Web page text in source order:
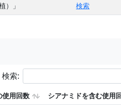
）」 検索
検索:
使用回数
シアナミドを含む使用